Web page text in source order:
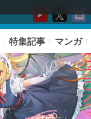
特集記事 マンガ